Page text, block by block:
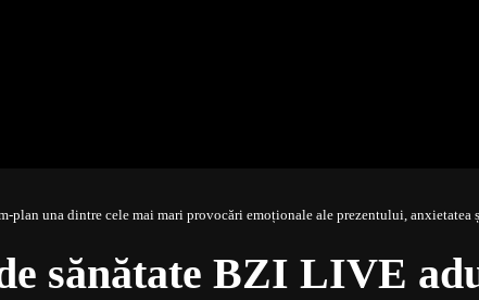
mai mari provocări emoționale ale prezentului, anxietatea și oboseala cronică, împreună cu
sănătate BZI LIVE